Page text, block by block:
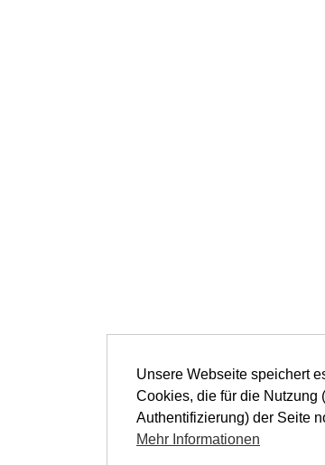
Unsere Webseite speichert
Cookies, die für die Nutzung
Authentifizierung) der Seite
Mehr Informationen